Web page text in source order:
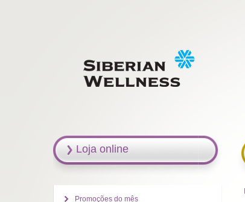
Loja online
Promoções do mês